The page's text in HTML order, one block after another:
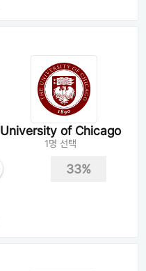
University of Chicago
1명 선택
33%